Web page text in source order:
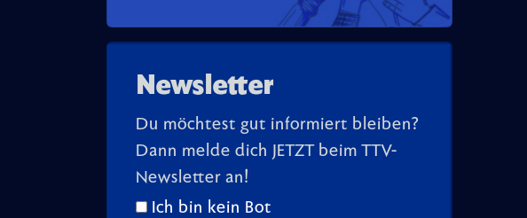
Newsletter
Du möchtest gut informiert bleiben?
Dann melde dich JETZT beim TTV-
Newsletter an!
Ich bin kein Bot